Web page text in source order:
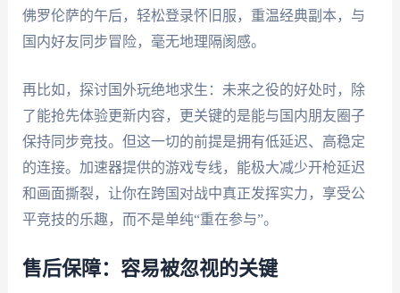
佛罗伦萨的午后，轻松登录怀旧服，重温经典副本，与
国内好友同步冒险，毫无地理隔阂感。
再比如，探讨国外玩绝地求生：未来之役的好处时，除
了能抢先体验更新内容，更关键的是能与国内朋友圈子
保持同步竞技。但这一切的前提是拥有低延迟、高稳定
的连接。加速器提供的游戏专线，能极大减少开枪延迟
和画面撕裂，让你在跨国对战中真正发挥实力，享受公
平竞技的乐趣，而不是单纯“重在参与”。
售后保障：容易被忽视的关键